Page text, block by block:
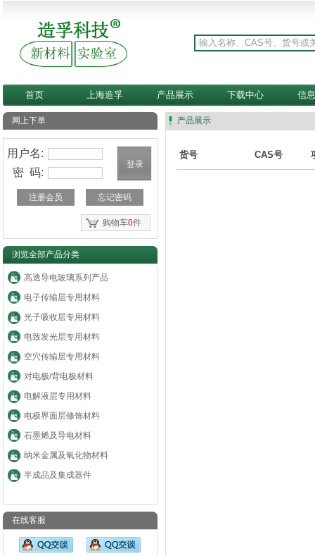
首页 上海造孚 产品展示 下载中心 信
网上下单
用户名:
密 码:
注册会员 忘记密码
购物车0件
浏览全部产品分类
高透导电玻璃系列产品
电子传输层专用材料
光子吸收层专用材料
电致发光层专用材料
空穴传输层专用材料
对电极/背电极材料
电解液层专用材料
电极界面层修饰材料
石墨烯及导电材料
纳米金属及氧化物材料
半成品及集成器件
在线客服
产品展示
货号 CAS号